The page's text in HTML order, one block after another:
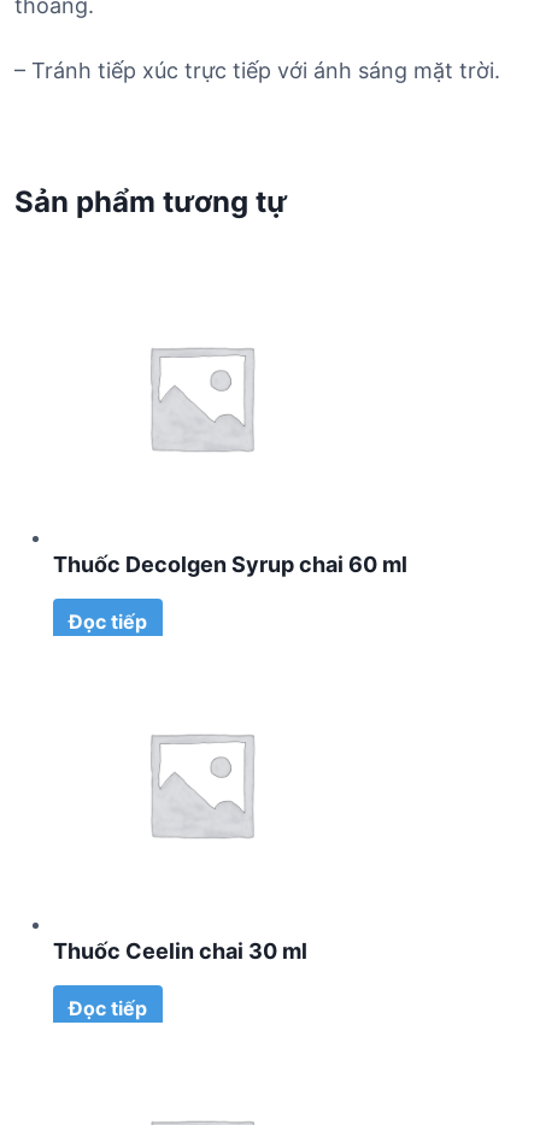
thoáng.
– Tránh tiếp xúc trực tiếp với ánh sáng mặt trời.
Sản phẩm tương tự
Thuốc Decolgen Syrup chai 60 ml
Đọc tiếp
Thuốc Ceelin chai 30 ml
Đọc tiếp